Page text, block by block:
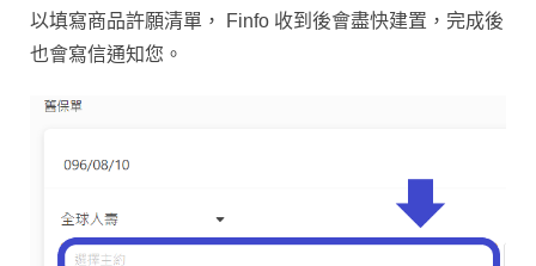
以填寫商品許願清單 ， Finfo 收到後會盡快建置，完成後
也會寫信通知您。